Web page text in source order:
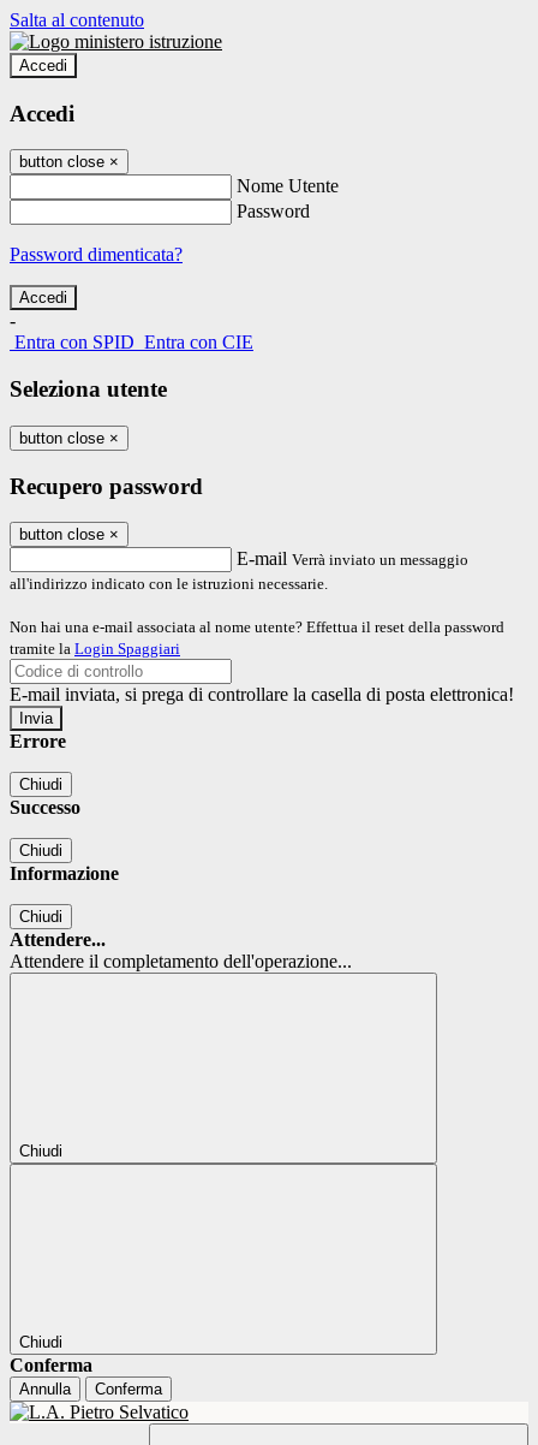
Salta al contenuto
Accedi
Accedi
button close ×
Nome Utente
Password
Password dimenticata?
-
Entra con SPID Entra con CIE
Seleziona utente
button close ×
Recupero password
button close ×
E-mail Verrà inviato un messaggio
all'indirizzo indicato con le istruzioni necessarie.
Non hai una e-mail associata al nome utente? Effettua il reset della password
tramite la Login Spaggiari
E-mail inviata, si prega di controllare la casella di posta elettronica!
Errore
Chiudi
Successo
Chiudi
Informazione
Chiudi
Attendere...
Attendere il completamento dell'operazione...
Chiudi
Chiudi
Conferma
Annulla Conferma